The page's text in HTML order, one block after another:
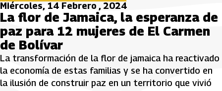
Miércoles, 14 Febrero , 2024
La flor de Jamaica, la esperanza de
paz para 12 mujeres de El Carmen
de Bolívar
La transformación de la flor de jamaica ha reactivado
la economía de estas familias y se ha convertido en
la ilusión de construir paz en un territorio que vivió